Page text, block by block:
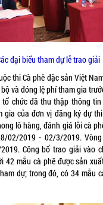
đại biểu tham dự lễ trao giải
thi Cà phê đặc sản Việt
và đóng lệ phí tham gia
chức đã thu thập thông
gia của đơn vị đăng ký dự
lô hàng, đánh giá lỗi cà
02/2019 - 02/3/2019.
Công bố trao giải vào
42 mẫu cà phê được sản
dự; trong đó, có 34 mẫu